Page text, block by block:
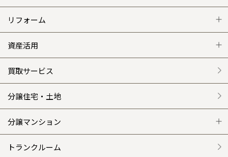
注文住宅 トップ
グレートステージ
クレステージ
施工事例
平屋の家
外観・インテリア集
リフォーム
リフォーム トップ
リフォームメニュー
選ばれる理由
リフォームの流れ
介護保険利用で快適リフォーム
資産活用
資産活用 トップ
賃貸併用住宅のメリット
安心のサポートシステム
商品紹介
買取サービス
分譲住宅・土地
分譲マンション
分譲マンション トップ
トランクルーム